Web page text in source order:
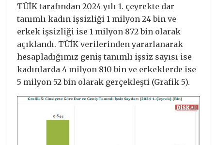
TÜİK tarafından 2024 yılı 1. çeyrekte dar
tanımlı kadın işsizliği 1 milyon 24 bin ve
erkek işsizliği ise 1 milyon 872 bin olarak
açıklandı. TÜİK verilerinden yararlanarak
hesapladığımız geniş tanımlı işsiz sayısı ise
kadınlarda 4 milyon 810 bin ve erkeklerde ise
5 milyon 52 bin olarak gerçekleşti (Grafik 5).